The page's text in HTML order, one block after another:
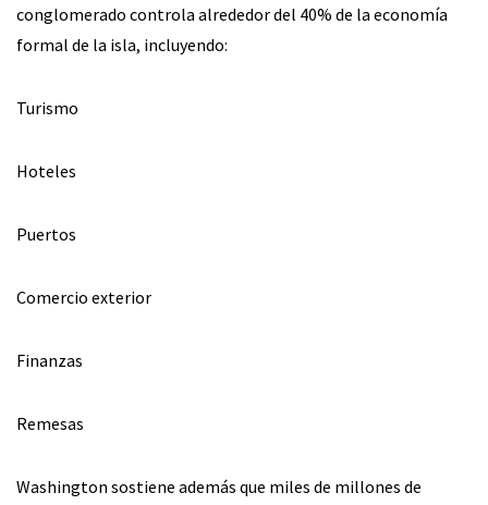
conglomerado controla alrededor del 40% de la economía
formal de la isla, incluyendo:
Turismo
Hoteles
Puertos
Comercio exterior
Finanzas
Remesas
Washington sostiene además que miles de millones de